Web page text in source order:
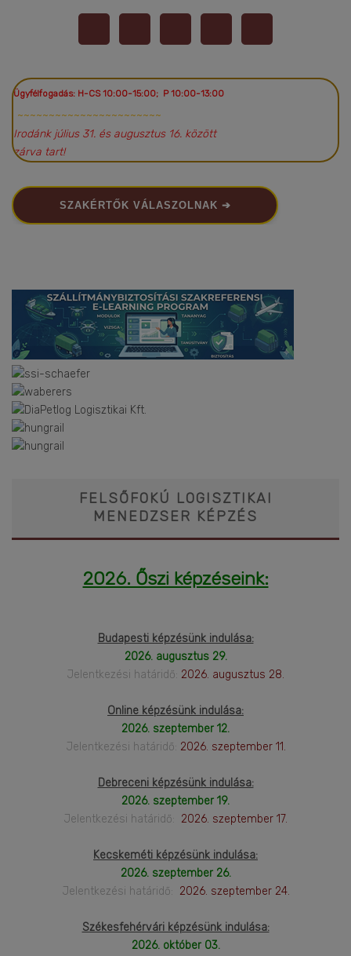
Ügyfélfogadás: H-CS 10:00-15:00; P 10:00-13:00
~~~~~~~~~~~~~~~~~~~~~~~
Irodánk július 31. és augusztus 16. között
zárva tart!
SZAKÉRTŐK VÁLASZOLNAK ➔
FELSŐFOKÚ LOGISZTIKAI
MENEDZSER KÉPZÉS
2026. Őszi képzéseink:
Budapesti képzésünk indulása:
2026. augusztus 29.
Jelentkezési határidő: 2026. augusztus 28.
Online képzésünk indulása:
2026. szeptember 12.
Jelentkezési határidő: 2026. szeptember 11.
Debreceni képzésünk indulása:
2026. szeptember 19.
Jelentkezési határidő: 2026. szeptember 17.
Kecskeméti képzésünk indulása:
2026. szeptember 26.
Jelentkezési határidő: 2026. szeptember 24.
Székesfehérvári képzésünk indulása:
2026. október 03.